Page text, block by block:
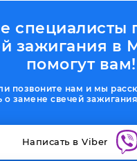
специалисты
зажигания в
помогут вам!
позвоните нам и мы
о замене свечей
Написать в Viber